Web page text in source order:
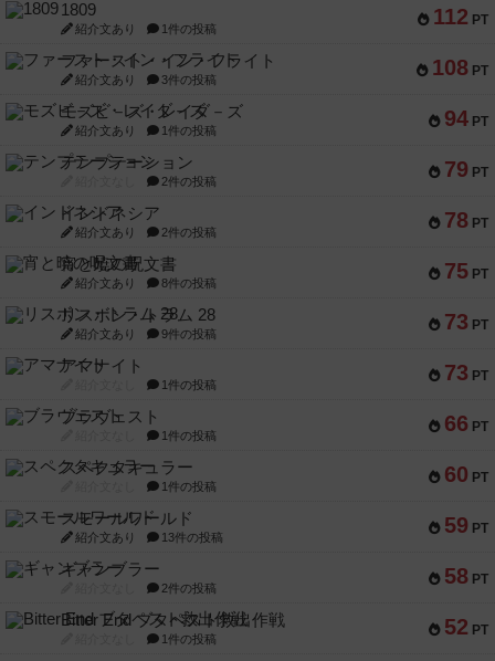
112 PT
1809
紹介文あり 1件の投稿
108 PT
ファースト・イン・フライト
紹介文あり 3件の投稿
94 PT
モズビ－ズ・レイダ－ズ
紹介文あり 1件の投稿
79 PT
テンプテーション
2件の投稿
78 PT
インドネシア
紹介文あり 2件の投稿
75 PT
宵と暁の呪文書
紹介文あり 8件の投稿
73 PT
リスボン・トラム 28
紹介文あり 9件の投稿
73 PT
アマナイト
1件の投稿
66 PT
ブラヴェスト
1件の投稿
60 PT
スペクタキュラー
1件の投稿
59 PT
スモールワールド
紹介文あり 13件の投稿
58 PT
ギャンブラー
2件の投稿
52 PT
Bitter End ブタペスト救出作戦
1件の投稿